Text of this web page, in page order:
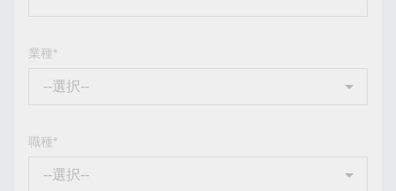
業種*
職種*